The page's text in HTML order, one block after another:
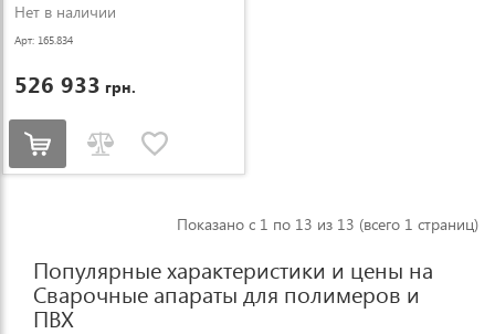
Нет в наличии
Арт: 165.834
526 933 грн.
Показано с 1 по 13 из 13 (всего 1 страниц)
Популярные характеристики и цены на
Сварочные апараты для полимеров и
ПВХ